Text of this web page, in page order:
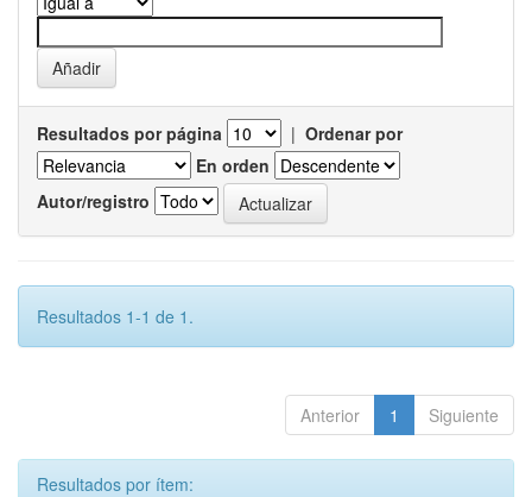
Resultados por página | Ordenar por
En orden
Autor/registro
Resultados 1-1 de 1.
Anterior 1 Siguiente
Resultados por ítem: